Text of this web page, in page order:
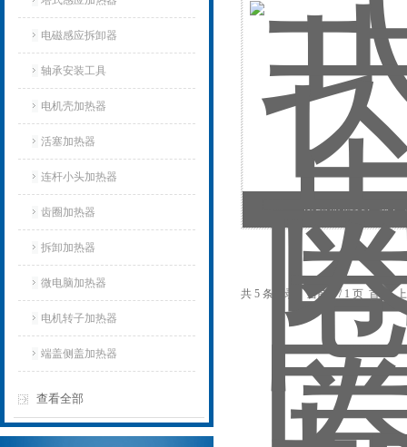
电磁感应拆卸器
轴承安装工具
电机壳加热器
活塞加热器
连杆小头加热器
齿圈加热器
拆卸加热器
微电脑加热器
电机转子加热器
端盖侧盖加热器
查看全部
齿圈加热器厂家厂
共 5 条记录，当前 1 / 1 页 首页